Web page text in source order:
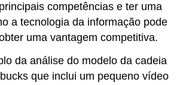
competências e ter uma
a tecnologia da informação pode
uma vantagem competitiva.
da análise do modelo da cadeia
que inclui um pequeno vídeo